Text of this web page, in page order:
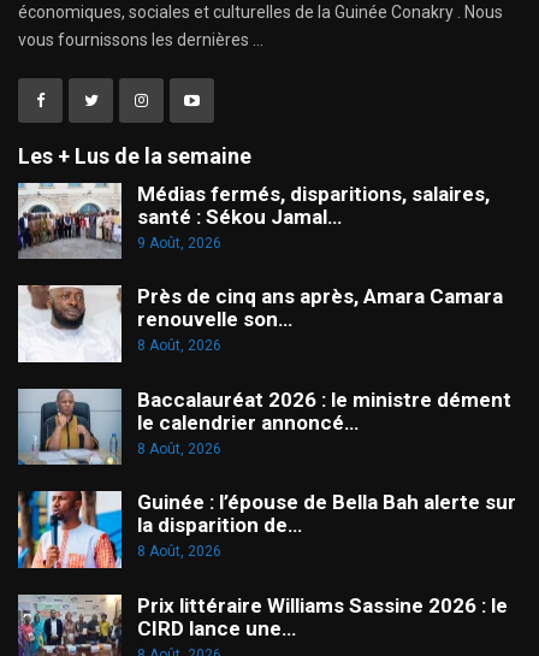
économiques, sociales et culturelles de la Guinée Conakry . Nous
vous fournissons les dernières ...
Les + Lus de la semaine
Médias fermés, disparitions, salaires,
santé : Sékou Jamal…
9 Août, 2026
Près de cinq ans après, Amara Camara
renouvelle son…
8 Août, 2026
Baccalauréat 2026 : le ministre dément
le calendrier annoncé…
8 Août, 2026
Guinée : l’épouse de Bella Bah alerte sur
la disparition de…
8 Août, 2026
Prix littéraire Williams Sassine 2026 : le
CIRD lance une…